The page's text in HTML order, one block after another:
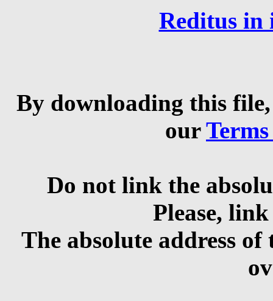
Reditus in
By downloading this
our
Do not link the
Please,
The absolute address